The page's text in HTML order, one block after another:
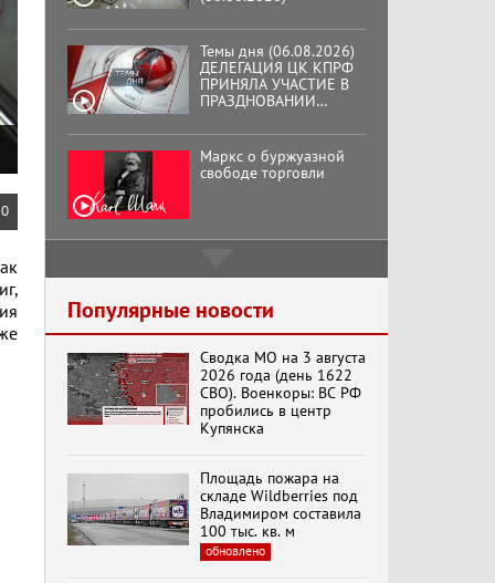
0
Темы дня (06.08.2026)
ДЕЛЕГАЦИЯ ЦК КПРФ
ПРИНЯЛА УЧАСТИЕ В
ПРАЗДНОВАНИИ
ТРЕТЬЕЙ ГОДОВЩИНЫ
ОСВОБОЖДЕНИЯ ОРЛА
ОТ НЕМЕЦКО-
ФАШИСТСКИХ
Маркс о буржуазной
свободе торговли
кооператор
Хук слева:
«Додоговаривались...»
(11.06.2026)
Бренды Советской
эпохи "Гжель"
Популярные новости
Сводка МО на 3 августа
2026 года (день 1622
СВО). Военкоры: ВС РФ
пробились в центр
Купянска
Площадь пожара на
складе Wildberries под
Владимиром составила
100 тыс. кв. м
обновлено